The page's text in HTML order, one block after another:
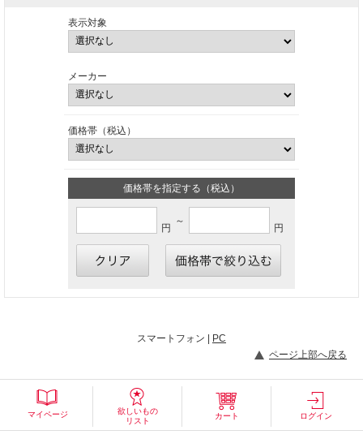
表示対象
メーカー
価格帯（税込）
価格帯を指定する（税込）
円
～
円
スマートフォン | PC
ページ上部へ戻る
マイページ
欲しいもの
リスト
カート ログイン